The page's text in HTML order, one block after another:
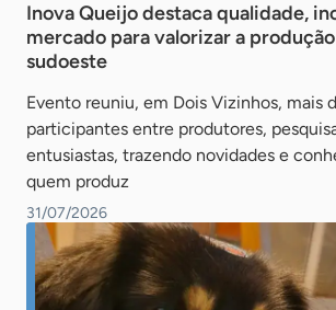
Inova Queijo destaca qualidade,
mercado para valorizar a
sudoeste
Evento reuniu, em Dois Vizinhos, mais
participantes entre produtores,
entusiastas, trazendo novidades e
quem produz
31/07/2026